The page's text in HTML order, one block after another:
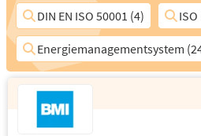
DIN EN ISO 50001 (4)
Energiemanagementsystem